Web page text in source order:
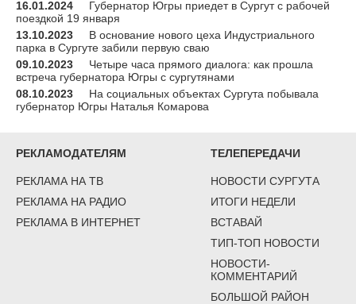
16.01.2024
Губернатор Югры приедет в Сургут с рабочей
поездкой 19 января
13.10.2023
В основание нового цеха Индустриального
парка в Сургуте забили первую сваю
09.10.2023
Четыре часа прямого диалога: как прошла
встреча губернатора Югры с сургутянами
08.10.2023
На социальных объектах Сургута побывала
губернатор Югры Наталья Комарова
РЕКЛАМОДАТЕЛЯМ
РЕКЛАМА НА ТВ
РЕКЛАМА НА РАДИО
РЕКЛАМА В ИНТЕРНЕТ
ТЕЛЕПЕРЕДАЧИ
НОВОСТИ СУРГУТА
ИТОГИ НЕДЕЛИ
ВСТАВАЙ
ТИП-ТОП НОВОСТИ
НОВОСТИ-
КОММЕНТАРИЙ
БОЛЬШОЙ РАЙОН